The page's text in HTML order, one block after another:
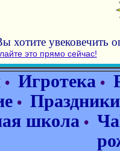
хотите увековечить
это прямо сейчас!
• Игротека •
• Праздники
школа •